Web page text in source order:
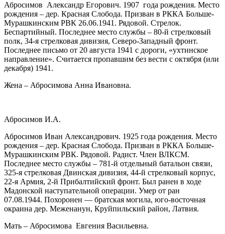
Абросимов Александр Егорович. 1907 года рождения. Место
рождения – дер. Красная Слобода. Призван в РККА Больше-
Мурашкинским РВК 26.06.1941. Рядовой. Стрелок.
Беспартийный. Последнее место службы – 80-й стрелковый
полк, 34-я стрелковая дивизия, Северо-Западный фронт.
Последнее письмо от 20 августа 1941 с дороги, «ухтинское
направление». Считается пропавшим без вести с октября (или
декабря) 1941.
Жена – Абросимова Анна Ивановна.
Абросимов И.А.
Абросимов Иван Александрович. 1925 года рождения. Место
рождения – дер. Красная Слобода. Призван в РККА Больше-
Мурашкинским РВК. Рядовой. Радист. Член ВЛКСМ.
Последнее место службы – 781-й отдельный батальон связи,
325-я стрелковая Двинская дивизия, 44-й стрелковый корпус,
22-я Армия, 2-й Прибалтийский фронт. Был ранен в ходе
Мадонской наступательной операции. Умер от ран
07.08.1944. Похоронен — братская могила, юго-восточная
окраина дер. Меженанун, Круйпильский район, Латвия.
Мать – Абросимова Евгения Васильевна.